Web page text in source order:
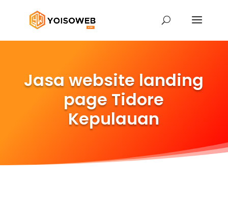
Jasa website landing
page Tidore
Kepulauan